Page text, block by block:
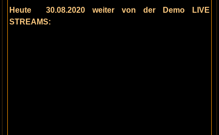
Heute 30.08.2020 weiter von der Demo LIVE
STREAMS: